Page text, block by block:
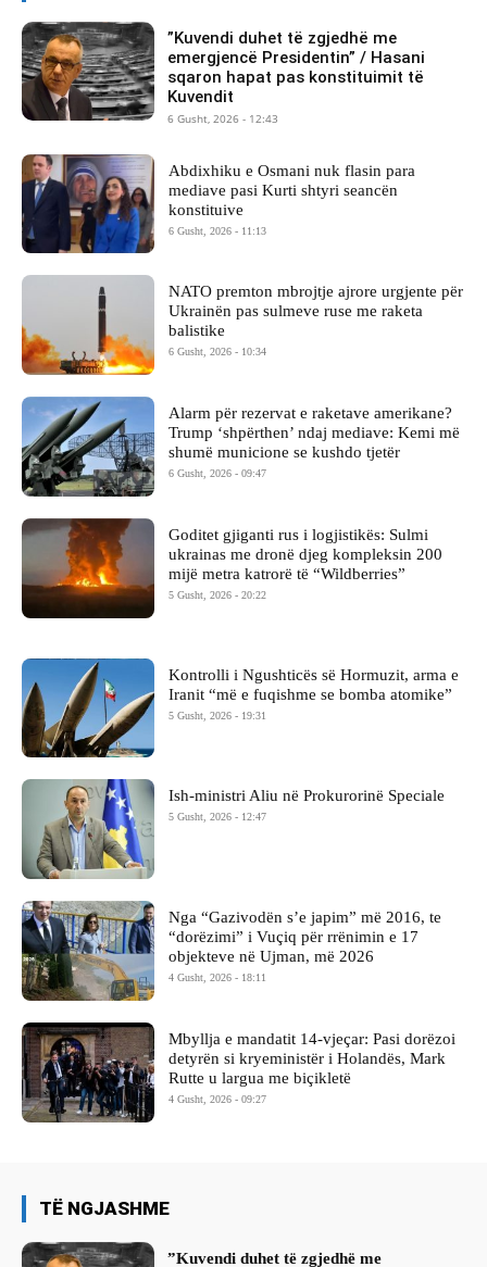
​”Kuvendi duhet të zgjedhë me
emergjencë Presidentin” / Hasani
sqaron hapat pas konstituimit të
Kuvendit
6 Gusht, 2026 - 12:43
Abdixhiku e Osmani nuk flasin para
mediave pasi Kurti shtyri seancën
konstituive
6 Gusht, 2026 - 11:13
NATO premton mbrojtje ajrore urgjente për
Ukrainën pas sulmeve ruse me raketa
balistike
6 Gusht, 2026 - 10:34
Alarm për rezervat e raketave amerikane?
Trump ‘shpërthen’ ndaj mediave: Kemi më
shumë municione se kushdo tjetër
6 Gusht, 2026 - 09:47
Goditet gjiganti rus i logjistikës: Sulmi
ukrainas me dronë djeg kompleksin 200
mijë metra katrorë të “Wildberries”
5 Gusht, 2026 - 20:22
Kontrolli i Ngushticës së Hormuzit, arma e
Iranit “më e fuqishme se bomba atomike”
5 Gusht, 2026 - 19:31
Ish-ministri ​Aliu në Prokurorinë Speciale
5 Gusht, 2026 - 12:47
Nga “Gazivodën s’e japim” më 2016, te
“dorëzimi” i Vuçiq për rrënimin e 17
objekteve në Ujman, më 2026
4 Gusht, 2026 - 18:11
Mbyllja e mandatit 14-vjeçar: Pasi dorëzoi
detyrën si kryeministër i Holandës, Mark
Rutte u largua me biçikletë
4 Gusht, 2026 - 09:27
TË NGJASHME
​”Kuvendi duhet të zgjedhë me